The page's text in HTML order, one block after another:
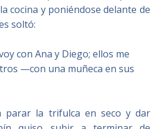
cocina y poniéndose delante de
soltó:
con Ana y Diego; ellos me
—con una muñeca en sus
parar la trifulca en seco y dar